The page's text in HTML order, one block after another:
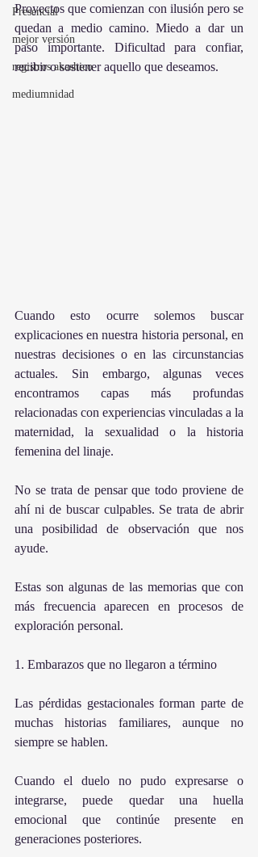
Presencial
mejor versión
registros akashico
mediumnidad
Proyectos que comienzan con ilusión pero se
quedan a medio camino. Miedo a dar un
paso importante. Dificultad para confiar,
recibir o sostener aquello que deseamos.
Cuando esto ocurre solemos buscar
explicaciones en nuestra historia personal, en
nuestras decisiones o en las circunstancias
actuales. Sin embargo, algunas veces
encontramos capas más profundas
relacionadas con experiencias vinculadas a la
maternidad, la sexualidad o la historia
femenina del linaje.
No se trata de pensar que todo proviene de
ahí ni de buscar culpables. Se trata de abrir
una posibilidad de observación que nos
ayude.
Estas son algunas de las memorias que con
más frecuencia aparecen en procesos de
exploración personal.
1. Embarazos que no llegaron a término
Las pérdidas gestacionales forman parte de
muchas historias familiares, aunque no
siempre se hablen.
Cuando el duelo no pudo expresarse o
integrarse, puede quedar una huella
emocional que continúe presente en
generaciones posteriores.